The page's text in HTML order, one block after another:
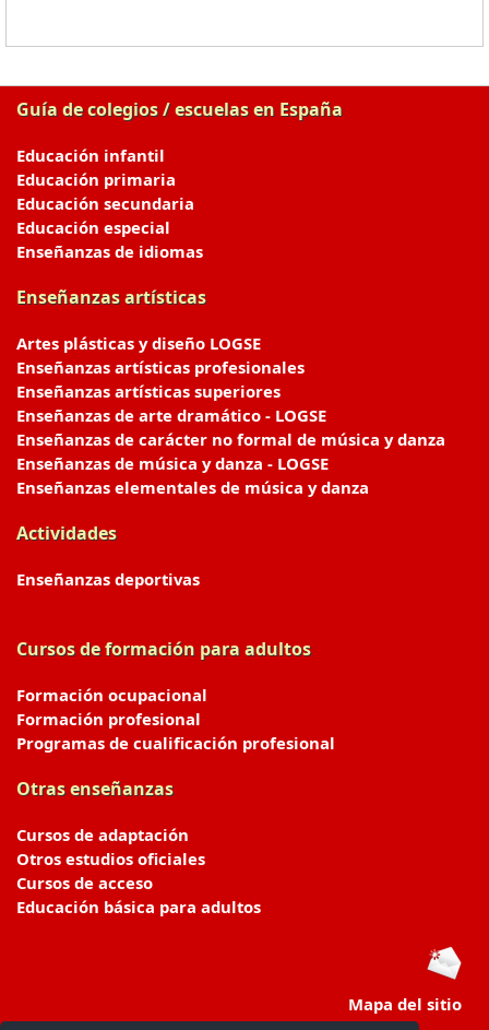
Guía de colegios / escuelas en España
Educación infantil
Educación primaria
Educación secundaria
Educación especial
Enseñanzas de idiomas
Enseñanzas artísticas
Artes plásticas y diseño LOGSE
Enseñanzas artísticas profesionales
Enseñanzas artísticas superiores
Enseñanzas de arte dramático - LOGSE
Enseñanzas de carácter no formal de música y danza
Enseñanzas de música y danza - LOGSE
Enseñanzas elementales de música y danza
Actividades
Enseñanzas deportivas
Cursos de formación para adultos
Formación ocupacional
Formación profesional
Programas de cualificación profesional
Otras enseñanzas
Cursos de adaptación
Otros estudios oficiales
Cursos de acceso
Educación básica para adultos
Mapa del sitio